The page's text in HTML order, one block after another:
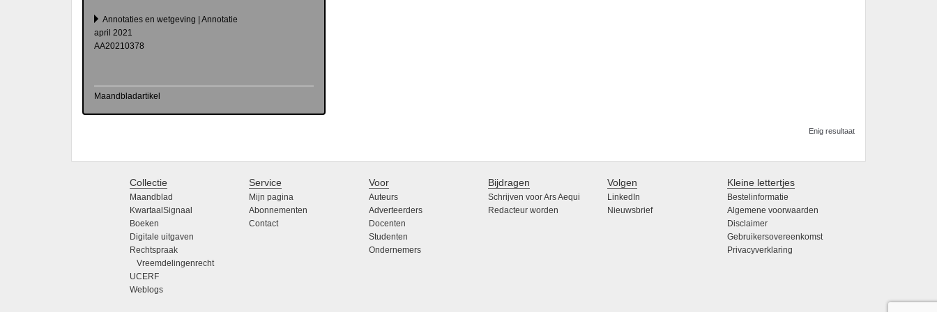
Annotaties en wetgeving | Annotatie
april 2021
AA20210378
Maandbladartikel
Enig resultaat
Collectie
Maandblad
KwartaalSignaal
Boeken
Digitale uitgaven
Rechtspraak
Vreemdelingenrecht
UCERF
Weblogs
Service
Mijn pagina
Abonnementen
Contact
Voor
Auteurs
Adverteerders
Docenten
Studenten
Ondernemers
Bijdragen
Schrijven voor Ars Aequi
Redacteur worden
Volgen
LinkedIn
Nieuwsbrief
Kleine lettertjes
Bestelinformatie
Algemene voorwaarden
Disclaimer
Gebruikersovereenkomst
Privacyverklaring